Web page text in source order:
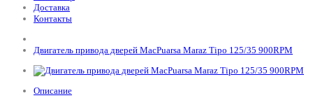
Доставка
Контакты
Двигатель привода дверей MacPuarsa Maraz Tipo 125/35 900RPM
Описание